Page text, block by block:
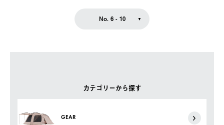
カテゴリーから探す
GEAR
No. 6 - 10